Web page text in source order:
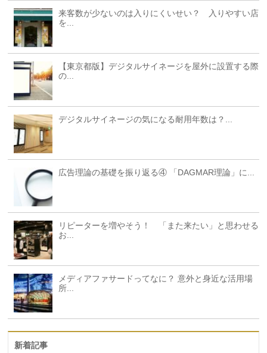
来客数が少ないのは入りにくいせい？ 入りやすい店
を...
【東京都版】デジタルサイネージを屋外に設置する際
の...
デジタルサイネージの気になる耐用年数は？...
広告理論の基礎を振り返る④ 「DAGMAR理論」に...
リピーターを増やそう！ 「また来たい」と思わせる
お...
メディアファサードってなに？ 意外と身近な活用場
所...
新着記事